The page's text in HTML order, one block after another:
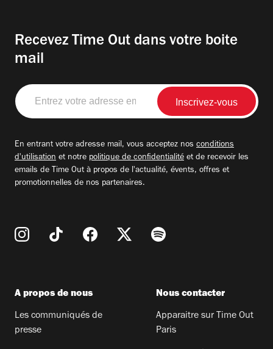
Recevez Time Out dans votre boite
mail
Entrez
votre
adresse
En entrant votre adresse mail, vous acceptez nos conditions
d'utilisation et notre politique de confidentialité et de recevoir les
emails de Time Out à propos de l'actualité, évents, offres et
promotionnelles de nos partenaires.
A propos de nous
Les communiqués de
presse
Nous contacter
Apparaitre sur Time Out
Paris